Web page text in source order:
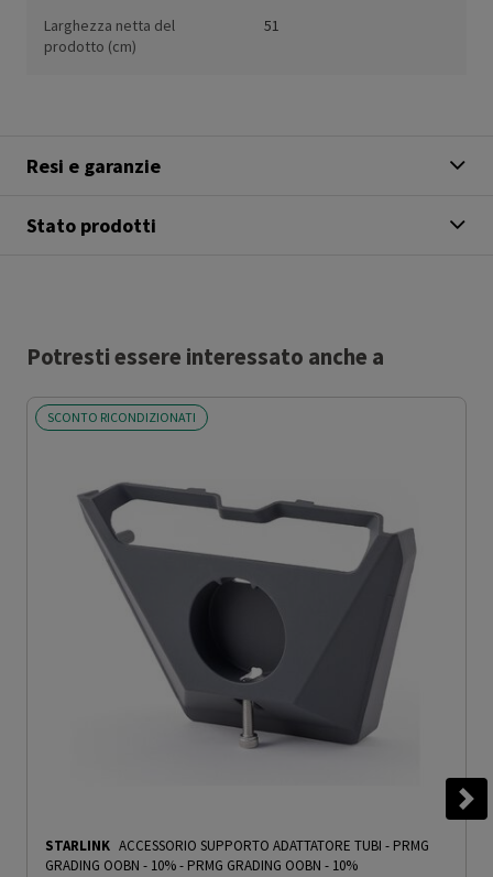
Larghezza netta del
prodotto (cm)
51
Resi e garanzie
Stato prodotti
Potresti essere interessato anche a
SCONTO RICONDIZIONATI
STARLINK ACCESSORIO SUPPORTO ADATTATORE TUBI - PRMG
GRADING OOBN - 10%- PRMG GRADING OOBN - 10%